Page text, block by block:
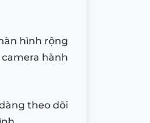
hình rộng
hành
theo dõi